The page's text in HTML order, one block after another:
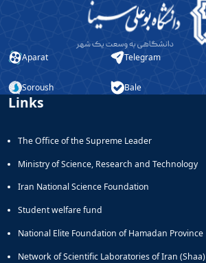
Aparat Telegram
Soroush Bale
Links
The Office of the Supreme Leader
Ministry of Science, Research and Technology
Iran National Science Foundation
Student welfare fund
National Elite Foundation of Hamadan Province
Network of Scientific Laboratories of Iran (Shaa)